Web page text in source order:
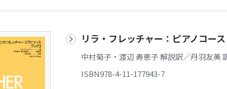
リラ・フレッチャー：ピアノコー
中村菊子・渡辺 寿恵子 解説訳／丹羽友美
ISBN978-4-11-177943-7